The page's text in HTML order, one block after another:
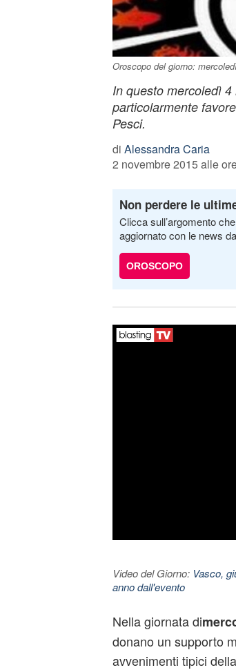
Oroscopo del giorno:
In questo mercoledì
particolarmente
Pesci.
di Alessandra Caria
2 novembre 2015 alle
Non perdere le
Clicca sull’argomento
aggiornato con le news
OROSCOPO
Video del Giorno: Vasco,
anno dall'evento
Nella giornata di
donano un supporto
avvenimenti tipici